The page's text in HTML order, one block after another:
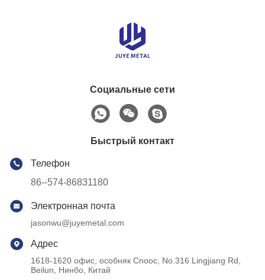
Социальные сети
Быстрый контакт
Телефон
86--574-86831180
Электронная почта
jasonwu@juyemetal.com
Адрес
1618-1620 офис, особняк Cnooc, No.316 Lingjiang Rd,
Beilun, Нинбо, Китай